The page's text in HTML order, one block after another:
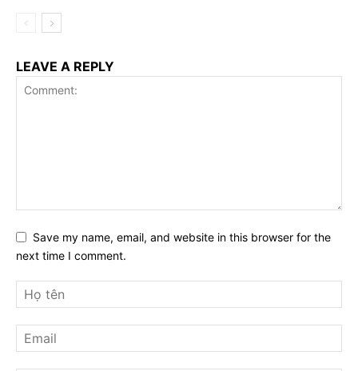
LEAVE A REPLY
Save my name, email, and website in this browser for the
next time I comment.